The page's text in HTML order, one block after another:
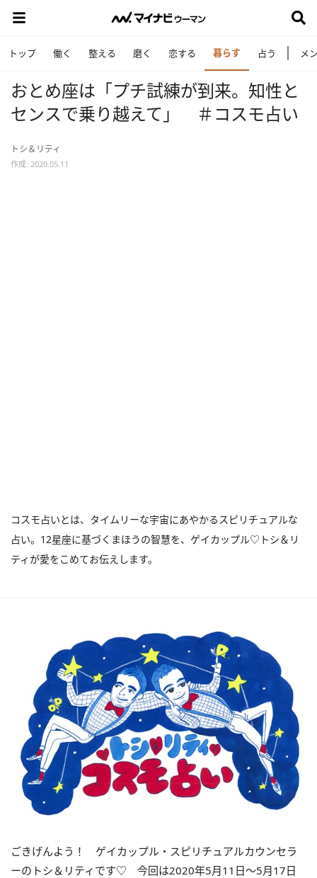
トップ 働く 整える 磨く 恋する 暮らす 占う メ
おとめ座は「プチ試練が到来。知性と
センスで乗り越えて」 ＃コスモ占い
トシ＆リティ
作成: 2020.05.11
コスモ占いとは、タイムリーな宇宙にあやかるスピリチュアルな
占い。12星座に基づくまほうの智慧を、ゲイカップル♡トシ＆リ
ティが愛をこめてお伝えします。
ごきげんよう！ ゲイカップル・スピリチュアルカウンセラ
ーのトシ＆リティです♡ 今回は2020年5月11日～5月17日